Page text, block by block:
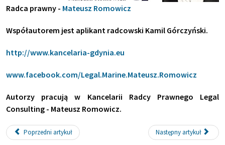
Radca prawny - Mateusz Romowicz
Współautorem jest aplikant radcowski Kamil Górczyński.
http://www.kancelaria-gdynia.eu
www.facebook.com/Legal.Marine.Mateusz.Romowicz
Autorzy pracują w Kancelarii Radcy Prawnego Legal
Consulting - Mateusz Romowicz.
Poprzedni artykuł Następny artykuł